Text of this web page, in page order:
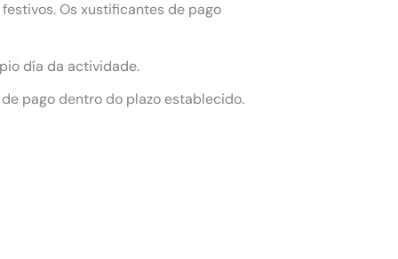
Os xustificantes de pago
día da actividade.
pago dentro do plazo establecido.